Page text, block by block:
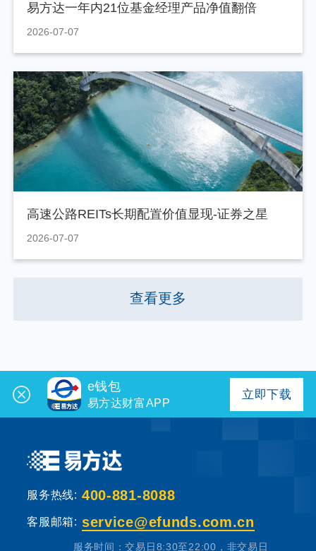
易方达一年内21位基金经理产品净值翻倍
2026-07-07
高速公路REITs长期配置价值显现-证券之星
2026-07-07
查看更多
e钱包
易方达财富APP
立即下载
服务热线: 400-881-8088
客服邮箱: service@efunds.com.cn
服务时间：交易日8:30至22:00，非交易日